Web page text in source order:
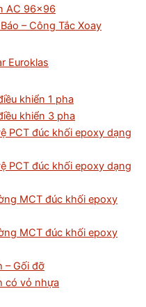
AC 96×96
– Công Tắc Xoay
Euroklas
khiển 1 pha
khiển 3 pha
PCT đúc khối epoxy dạng
PCT đúc khối epoxy dạng
MCT đúc khối epoxy
MCT đúc khối epoxy
– Gối đỡ
có vỏ nhựa